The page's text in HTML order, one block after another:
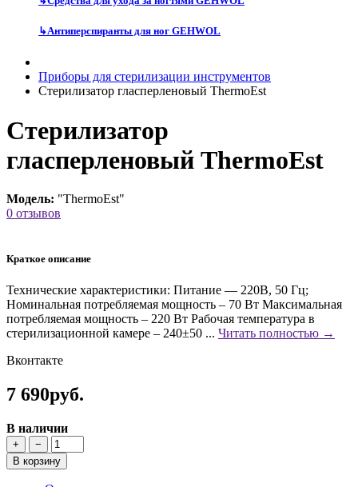
↳Антиперспиранты для ног GEHWOL
Приборы для стерилизации инструментов
Стерилизатор гласперленовый ThermoEst
Стерилизатор
гласперленовый ThermoEst
Модель: "ThermoEst"
0 отзывов
Краткое описание
Технические характеристики: Питание — 220В, 50 Гц;
Номинальная потребляемая мощность – 70 Вт Максимальная
потребляемая мощность – 220 Вт Рабочая температура в
стерилизационной камере – 240±50 ... Читать полностью →
Вконтакте
7 690руб.
В наличии
+
−
В корзину